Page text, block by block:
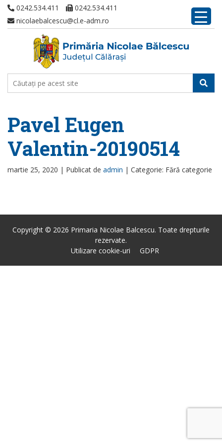
0242.534.411
0242.534.411
nicolaebalcescu@cl.e-adm.ro
Pavel Eugen
Valentin-20190514
martie 25, 2020 | Publicat de admin | Categorie: Fără categorie
Copyright © 2026 Primaria Nicolae Balcescu. Toate drepturile
rezervate.
Utilizare cookie-uri
GDPR